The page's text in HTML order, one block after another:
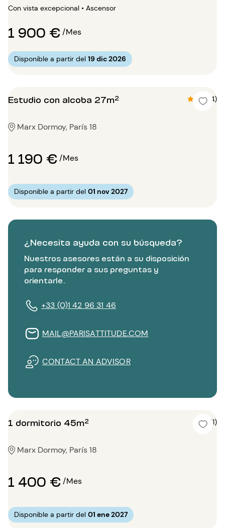
¿Necesita ayuda con su búsqueda?
Nuestros asesores están a su disposición
para responder a sus preguntas y
orientarle.
+33 (0)1 42 96 31 46
MAIL@PARISATTITUDE.COM
CONTACT AN ADVISOR
Con vista excepcional • Ascensor
1 900 €/Mes
Disponible a partir del 19 dic 2026
Estudio con alcoba 27m² 4.8 (4)
Marx Dormoy, París 18
1 190 €/Mes
Disponible a partir del 01 nov 2027
1 dormitorio 45m² 5 (1)
Marx Dormoy, París 18
1 400 €/Mes
Disponible a partir del 01 ene 2027